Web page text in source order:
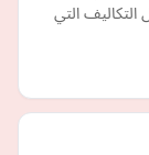
التي